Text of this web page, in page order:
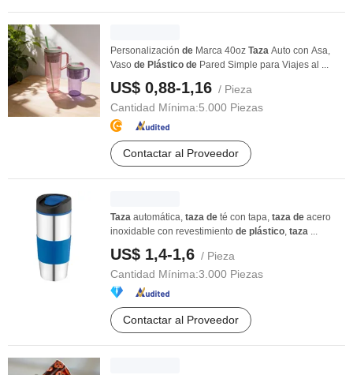
Personalización de Marca 40oz Taza Auto con Asa,
Vaso de Plástico de Pared Simple para Viajes al ...
US$ 0,88-1,16 / Pieza
Cantidad Mínima:5.000 Piezas
Contactar al Proveedor
Taza automática, taza de té con tapa, taza de acero
inoxidable con revestimiento de plástico, taza ...
US$ 1,4-1,6 / Pieza
Cantidad Mínima:3.000 Piezas
Contactar al Proveedor